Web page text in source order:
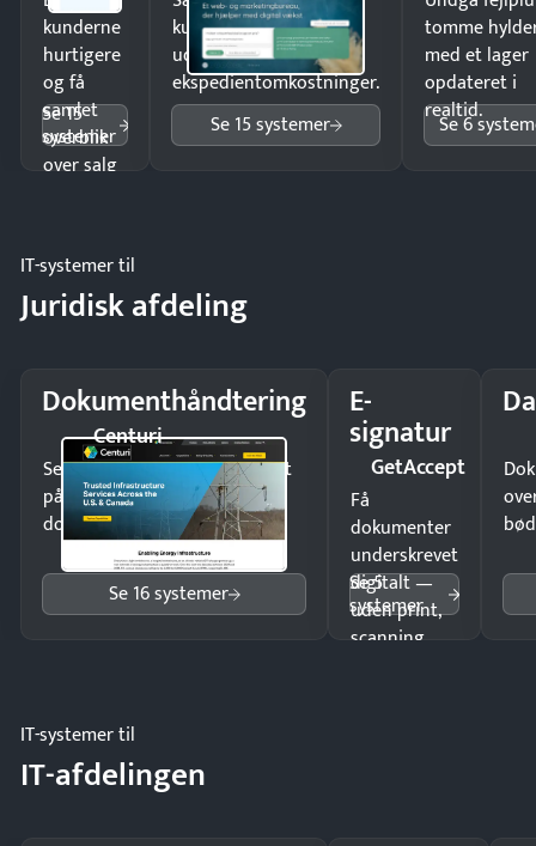
kunderne
hurtigere
og få
samlet
overblik
over salg
Se 15
systemer
kunder i hele landet
uden
ekspedientomkostninger.
Se 15 systemer
tomme
med et lager
opdateret i
realtid.
Se 6
IT-systemer til
Juridisk afdeling
Dokumenthåndtering
Centuri
Send kontrakter til underskrift
på minutter og mist ingen
dokumenter.
Se 16 systemer
E-
signatur
GetAccept
Få
dokumenter
underskrevet
digitalt —
uden print,
scanning
Se 5
systemer
IT-systemer til
IT-afdelingen